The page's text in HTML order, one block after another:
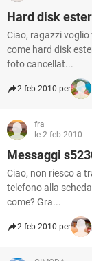
Hard disk
Ciao, ragazzi voglio
come hard disk
foto cancellat...
2 feb 2010 per
fra
le 2 feb 2010
Messaggi
Ciao, non riesco a
telefono alla
come? Gra...
2 feb 2010 per